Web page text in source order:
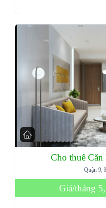
Cho thuê Căn
Quận 9,
Giá/tháng
Password
Lost your